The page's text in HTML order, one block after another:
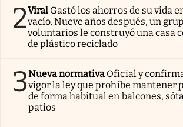
2Viral Gastó los ahorros de su vida
vacío. Nueve años después, un
voluntarios le construyó una casa
de plástico reciclado
3Nueva normativa Oficial y
vigor la ley que prohíbe mantener
de forma habitual en balcones,
patios